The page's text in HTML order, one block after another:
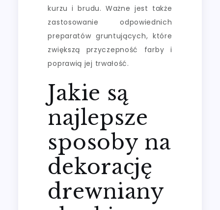
kurzu i brudu. Ważne jest także
zastosowanie odpowiednich
preparatów gruntujących, które
zwiększą przyczepność farby i
poprawią jej trwałość.
Jakie są
najlepsze
sposoby na
dekorację
drewniany